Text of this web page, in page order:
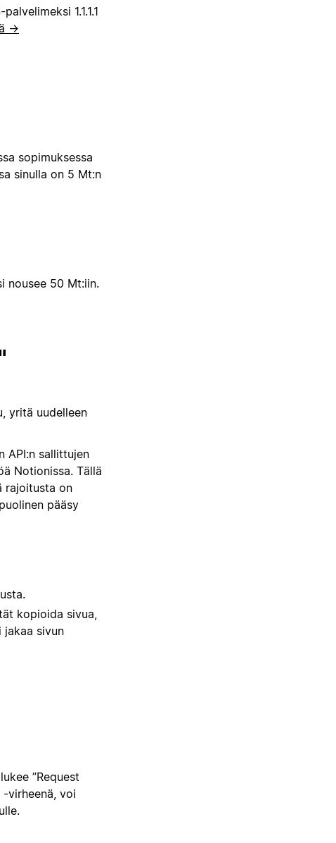
1.1.1.1
→
sopimuksessa
sinulla on 5 Mt:n
nousee 50 Mt:iin.
yritä uudelleen
API:n sallittujen
Notionissa. Tällä
rajoitusta on
pääsy
kopioida sivua,
sivun
”Request
-virheenä, voi